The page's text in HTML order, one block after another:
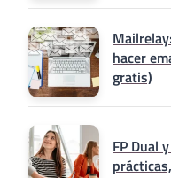
hacer
gratis)
FP Dual